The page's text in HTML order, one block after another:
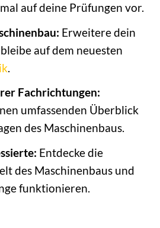
auf deine Prüfungen vor.
Erweitere dein
auf dem neuesten
.
Fachrichtungen:
umfassenden Überblick
des Maschinenbaus.
Entdecke die
des Maschinenbaus und
funktionieren.